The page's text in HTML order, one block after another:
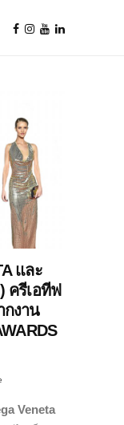
และ
ครีเอทีฟ
กงาน
Veneta